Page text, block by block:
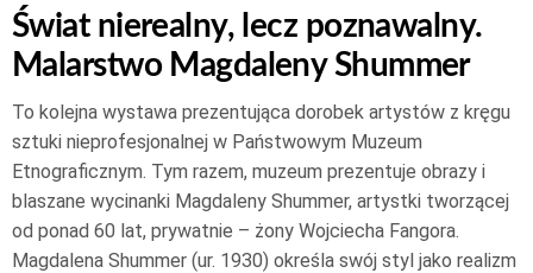
Świat nierealny, lecz poznawalny.
Malarstwo Magdaleny Shummer
To kolejna wystawa prezentująca dorobek artystów z kręgu
sztuki nieprofesjonalnej w Państwowym Muzeum
Etnograficznym. Tym razem, muzeum prezentuje obrazy i
blaszane wycinanki Magdaleny Shummer, artystki tworzącej
od ponad 60 lat, prywatnie – żony Wojciecha Fangora.
Magdalena Shummer (ur. 1930) określa swój styl jako realizm